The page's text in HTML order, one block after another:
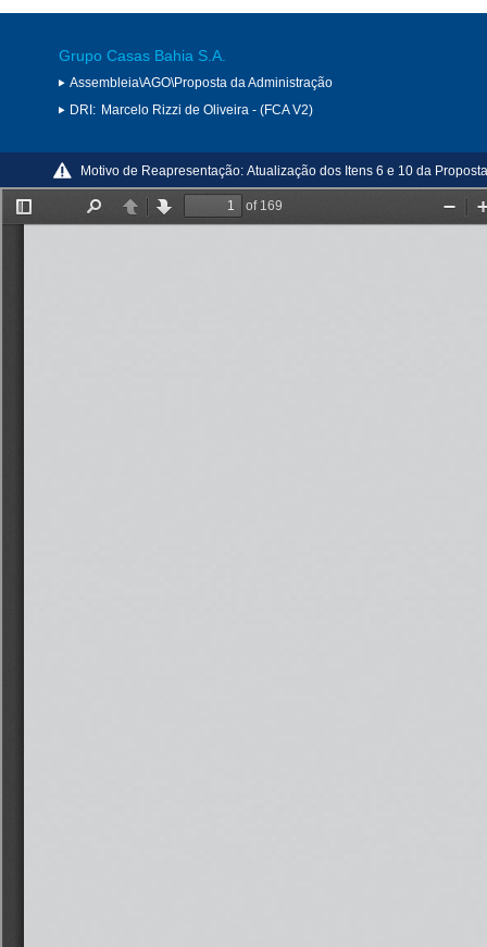
Grupo Casas Bahia S.A.
Assembleia\AGO\Proposta da Administração
DRI: Marcelo Rizzi de Oliveira - (FCA V2)
Motivo de Reapresentação: Atualização dos Itens 6 e 10 da